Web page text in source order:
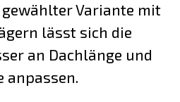
gewählter Variante mit
lässt sich die
an Dachlänge und
anpassen.